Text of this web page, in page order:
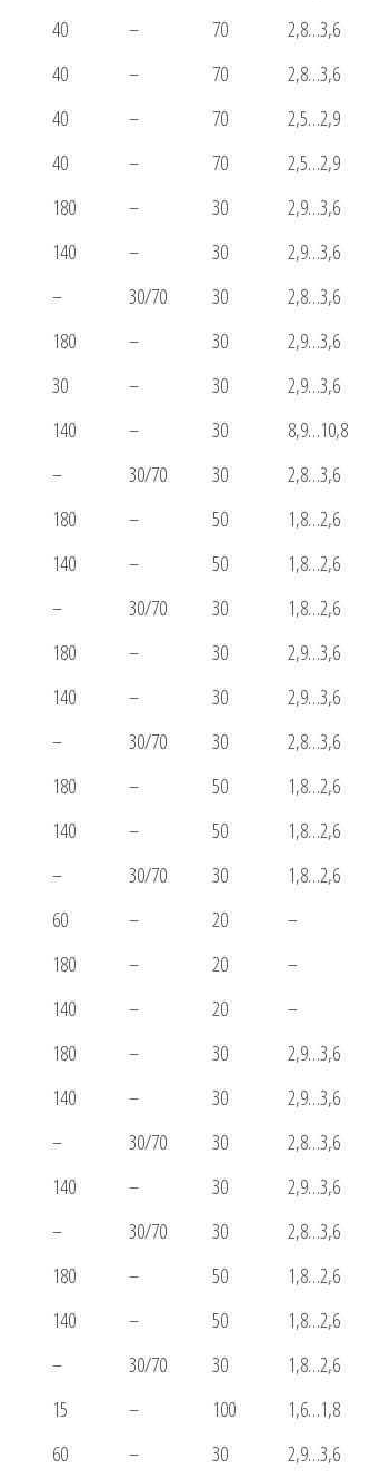
40 – 70
2,8…3,6
40 – 70
2,8…3,6
40 – 70
2,5…2,9
40 – 70
2,5…2,9
180 – 30
2,9…3,6
140 – 30
2,9…3,6
– 30/70 30
2,8…3,6
180 – 30
2,9…3,6
30 – 30
2,9…3,6
140 – 30
8,9…10,8
– 30/70 30
2,8…3,6
180 – 50
1,8…2,6
140 – 50
1,8…2,6
– 30/70 30
1,8…2,6
180 – 30
2,9…3,6
140 – 30
2,9…3,6
– 30/70 30
2,8…3,6
180 – 50
1,8…2,6
140 – 50
1,8…2,6
– 30/70 30
1,8…2,6
60 – 20
–
180 – 20
–
140 – 20
–
180 – 30
2,9…3,6
140 – 30
2,9…3,6
– 30/70 30
2,8…3,6
140 – 30
2,9…3,6
– 30/70 30
2,8…3,6
180 – 50
1,8…2,6
140 – 50
1,8…2,6
– 30/70 30
1,8…2,6
15 – 100
1,6…1,8
60 – 30
2,9…3,6